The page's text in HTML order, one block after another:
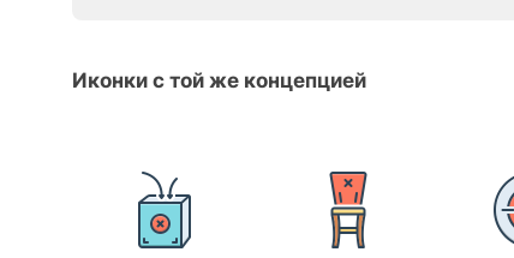
Иконки с той же концепцией